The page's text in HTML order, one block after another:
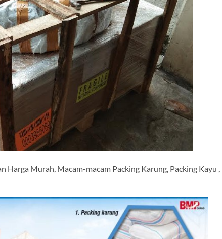
Harga Murah, Macam-macam Packing Karung, Packing Kayu ,